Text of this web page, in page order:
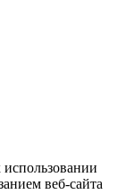
веб-сайта